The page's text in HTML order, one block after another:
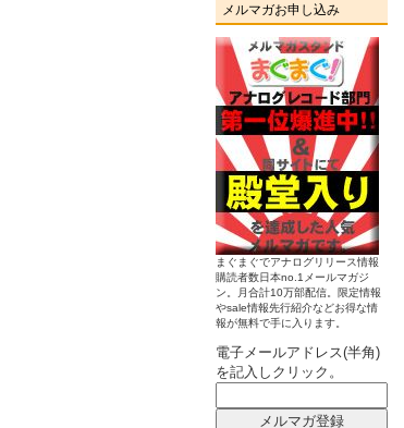
メルマガお申し込み
まぐまぐでアナログリリース情報
購読者数日本no.1メールマガジ
ン。月合計10万部配信。限定情報
やsale情報先行紹介などお得な情
報が無料で手に入ります。
電子メールアドレス(半角)
を記入しクリック。